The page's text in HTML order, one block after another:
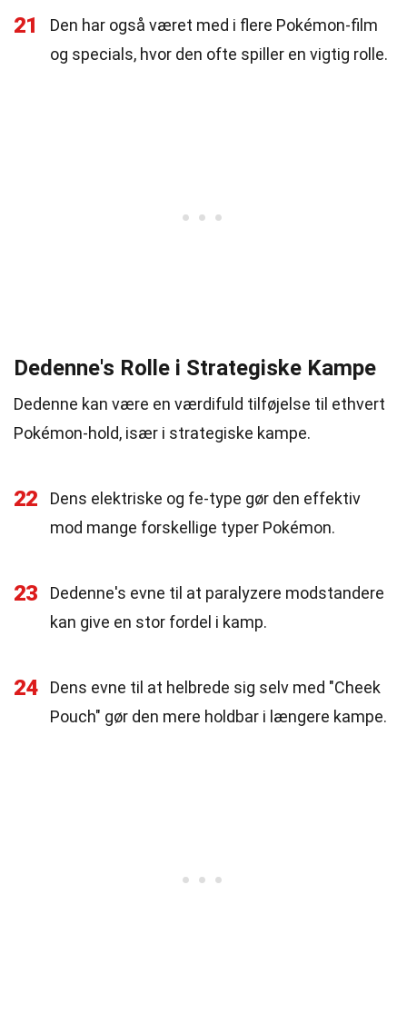
21
Den har også været med i flere Pokémon-film
og specials, hvor den ofte spiller en vigtig rolle.
Dedenne's Rolle i Strategiske Kampe
Dedenne kan være en værdifuld tilføjelse til ethvert
Pokémon-hold, især i strategiske kampe.
22
Dens elektriske og fe-type gør den effektiv
mod mange forskellige typer Pokémon.
23
Dedenne's evne til at paralyzere modstandere
kan give en stor fordel i kamp.
24
Dens evne til at helbrede sig selv med "Cheek
Pouch" gør den mere holdbar i længere kampe.